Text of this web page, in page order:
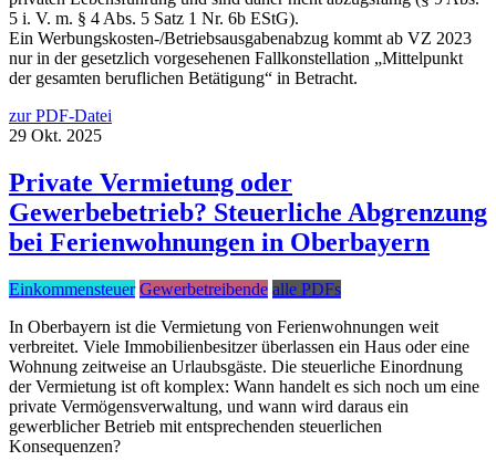
5 i. V. m. § 4 Abs. 5 Satz 1 Nr. 6b EStG).
Ein Werbungskosten-/Betriebsausgabenabzug kommt ab VZ 2023
nur in der gesetzlich vorgesehenen Fallkonstellation „Mittelpunkt
der gesamten beruflichen Betätigung“ in Betracht.
zur PDF-Datei
29 Okt. 2025
Private Vermietung oder
Gewerbebetrieb? Steuerliche Abgrenzung
bei Ferienwohnungen in Oberbayern
Einkommensteuer Gewerbetreibende alle PDFs
In Oberbayern ist die Vermietung von Ferienwohnungen weit
verbreitet. Viele Immobilienbesitzer überlassen ein Haus oder eine
Wohnung zeitweise an Urlaubsgäste. Die steuerliche Einordnung
der Vermietung ist oft komplex: Wann handelt es sich noch um eine
private Vermögensverwaltung, und wann wird daraus ein
gewerblicher Betrieb mit entsprechenden steuerlichen
Konsequenzen?